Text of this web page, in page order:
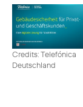
Credits: Telefónica
Deutschland